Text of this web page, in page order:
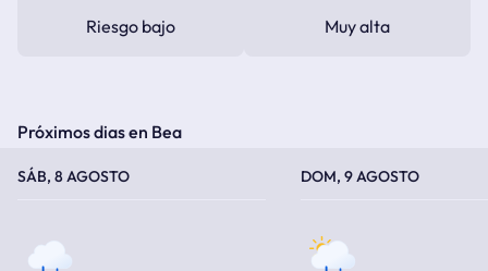
Riesgo bajo Muy alta
Próximos dias en Bea
SÁB, 8 AGOSTO DOM, 9 AGOSTO